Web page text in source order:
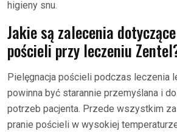
higieny snu.
Jakie są zalecenia
pościeli przy leczeniu
Pielęgnacja pościeli podczas leczenia
powinna być starannie przemyślana i
potrzeb pacjenta. Przede wszystkim
pranie pościeli w wysokiej